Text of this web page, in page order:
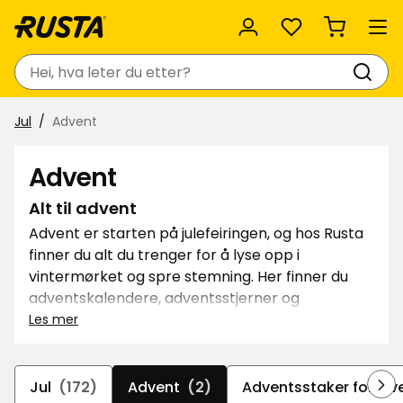
Favoritter
Søk
Jul Advent
Advent
Alt til advent
Advent er starten på julefeiringen, og hos Rusta
finner du alt du trenger for å lyse opp i
vintermørket og spre stemning. Her finner du
adventskalendere, adventsstjerner og
adventsstaker – både elektriske og til levende
innbydende adventssteming hjemme.
Les mer
Jul (172) Advent (2) Adventsstaker for